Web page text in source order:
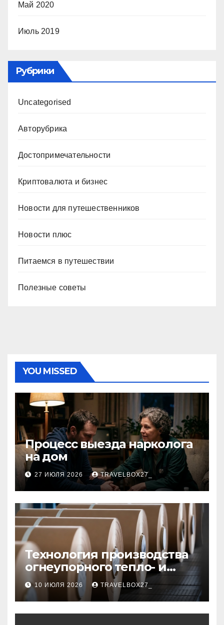
Май 2020
Июль 2019
Рубрики
Uncategorised
Авторубрика
Достопримечательности
Криптовалюта и бизнес
Новости для путешественников
Новости плюс
Питаемся в путешествии
Полезные советы
YOU MISSED
Процесс выезда нарколога
на дом
27 ИЮЛЯ 2026 TRAVELBOX27_
Технология производства
огнеупорного тепло- и
звукоизоляционного
картона из
муллитокремнеземистого
волокна
10 ИЮЛЯ 2026 TRAVELBOX27_